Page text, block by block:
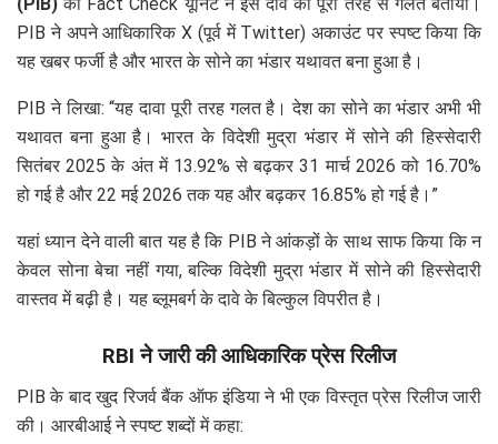
(PIB) की Fact Check यूनिट ने इस दावे को पूरी तरह से गलत बताया।
PIB ने अपने आधिकारिक X (पूर्व में Twitter) अकाउंट पर स्पष्ट किया कि
यह खबर फर्जी है और भारत के सोने का भंडार यथावत बना हुआ है।
PIB ने लिखा: “यह दावा पूरी तरह गलत है। देश का सोने का भंडार अभी भी
यथावत बना हुआ है। भारत के विदेशी मुद्रा भंडार में सोने की हिस्सेदारी
सितंबर 2025 के अंत में 13.92% से बढ़कर 31 मार्च 2026 को 16.70%
हो गई है और 22 मई 2026 तक यह और बढ़कर 16.85% हो गई है।”
यहां ध्यान देने वाली बात यह है कि PIB ने आंकड़ों के साथ साफ किया कि न
केवल सोना बेचा नहीं गया, बल्कि विदेशी मुद्रा भंडार में सोने की हिस्सेदारी
वास्तव में बढ़ी है। यह ब्लूमबर्ग के दावे के बिल्कुल विपरीत है।
RBI ने जारी की आधिकारिक प्रेस रिलीज
PIB के बाद खुद रिजर्व बैंक ऑफ इंडिया ने भी एक विस्तृत प्रेस रिलीज जारी
की। आरबीआई ने स्पष्ट शब्दों में कहा: